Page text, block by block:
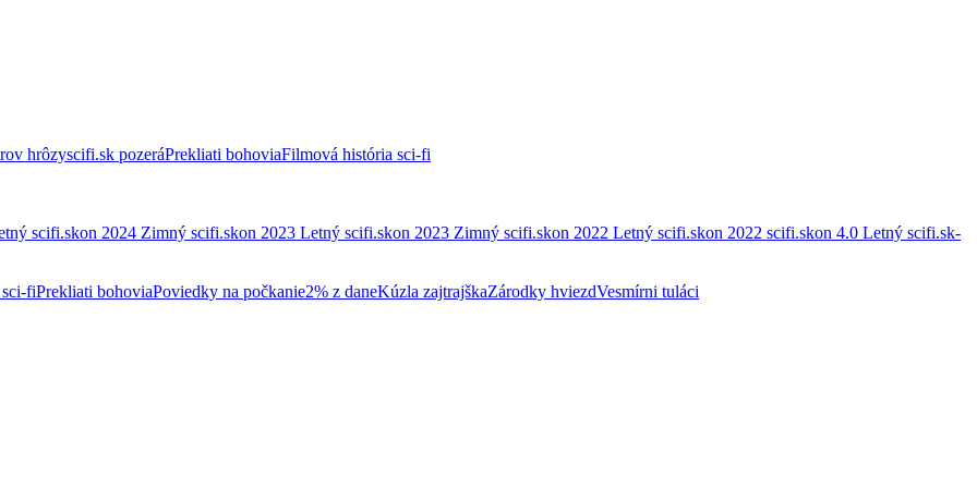
hrôzyscifi.sk pozeráPrekliati bohoviaFilmová história sci-fi
scifi.skon 2024 Zimný scifi.skon 2023 Letný scifi.skon 2023 Zimný scifi.skon 2022 Letný scifi.skon 2022 scifi.skon 4.0 Letný scifi.sk-
fiPrekliati bohoviaPoviedky na počkanie2% z daneKúzla zajtrajškaZárodky hviezdVesmírni tuláci